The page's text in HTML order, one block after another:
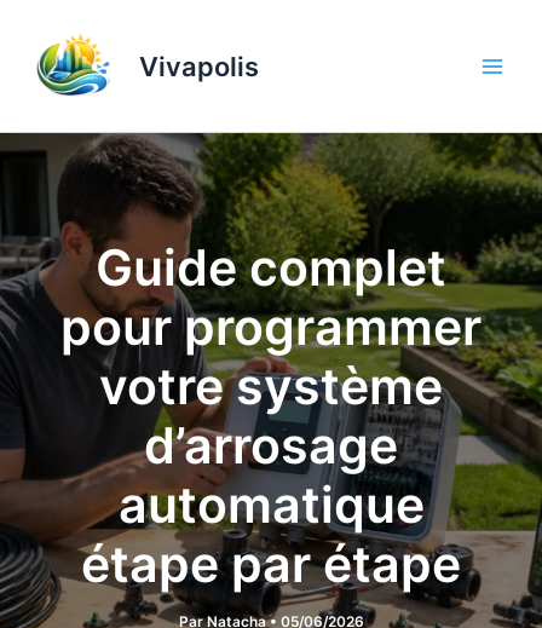
contenu
Vivapolis
Guide complet
pour programmer
votre système
d’arrosage
automatique
étape par étape
ParNatacha• 05/06/2026